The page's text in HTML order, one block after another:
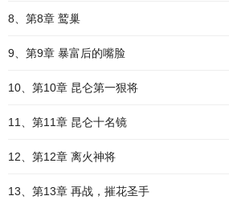
8、第8章 鹫巢
9、第9章 暴富后的嘴脸
10、第10章 昆仑第一狠将
11、第11章 昆仑十名镜
12、第12章 离火神将
13、第13章 再战，摧花圣手